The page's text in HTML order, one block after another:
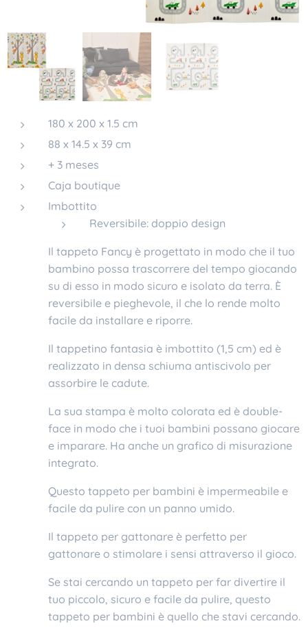
180 x 200 x 1.5 cm
88 x 14.5 x 39 cm
+ 3 meses
Caja boutique
Imbottito
Reversibile: doppio design
Il tappeto Fancy è progettato in modo che il tuo
bambino possa trascorrere del tempo giocando
su di esso in modo sicuro e isolato da terra. È
reversibile e pieghevole, il che lo rende molto
facile da installare e riporre.
Il tappetino fantasia è imbottito (1,5 cm) ed è
realizzato in densa schiuma antiscivolo per
assorbire le cadute.
La sua stampa è molto colorata ed è double-
face in modo che i tuoi bambini possano giocare
e imparare. Ha anche un grafico di misurazione
integrato.
Questo tappeto per bambini è impermeabile e
facile da pulire con un panno umido.
Il tappeto per gattonare è perfetto per
gattonare o stimolare i sensi attraverso il gioco.
Se stai cercando un tappeto per far divertire il
tuo piccolo, sicuro e facile da pulire, questo
tappeto per bambini è quello che stavi cercando.